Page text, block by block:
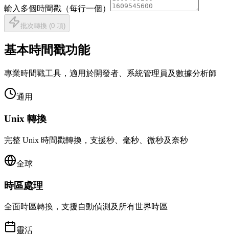
輸入多個時間戳（每行一個）
批次轉換 (0 項)
基本時間戳功能
專業時間戳工具，適用於開發者、系統管理員及數據分析師
通用
Unix 轉換
完整 Unix 時間戳轉換，支援秒、毫秒、微秒及奈秒
全球
時區處理
全面時區轉換，支援自動偵測及所有世界時區
靈活